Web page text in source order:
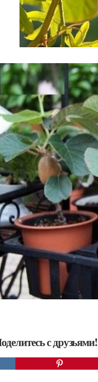
с друзьями!